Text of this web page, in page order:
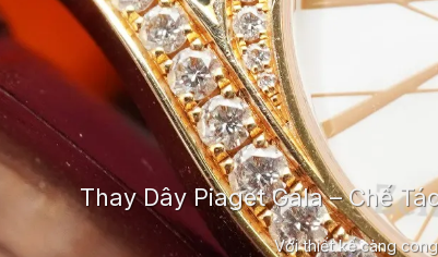
Thay Dây Piaget Gala – Chế
Với thiết kế càng